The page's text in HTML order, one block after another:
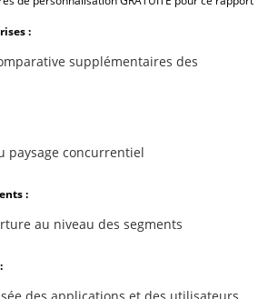
:
supplémentaires des
paysage concurrentiel
:
au niveau des segments